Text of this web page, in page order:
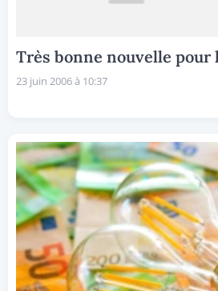
Très bonne nouvelle pour
23 juin 2006 à 10:37